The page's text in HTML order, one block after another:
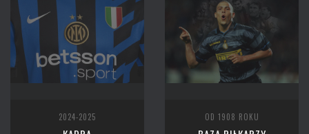
2024-2025 OD 1908 ROKU